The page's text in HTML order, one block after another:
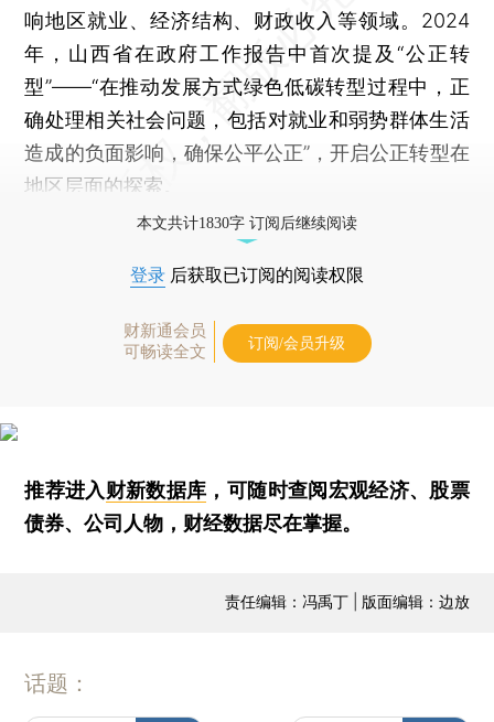
响地区就业、经济结构、财政收入等领域。2024
年，山西省在政府工作报告中首次提及“公正转
型”——“在推动发展方式绿色低碳转型过程中，正
确处理相关社会问题，包括对就业和弱势群体生活
造成的负面影响，确保公平公正”，开启公正转型在
地区层面的探索。
本文共计1830字 订阅后继续阅读
登录 后获取已订阅的阅读权限
财新通会员
可畅读全文
订阅/会员升级
推荐进入财新数据库 ，可随时查阅宏观经济、股票
债券、公司人物，财经数据尽在掌握。
责任编辑：冯禹丁 | 版面编辑：边放
话题：